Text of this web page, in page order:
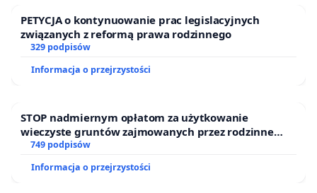
PETYCJA o kontynuowanie prac legislacyjnych
związanych z reformą prawa rodzinnego
329 podpisów
Informacja o przejrzystości
STOP nadmiernym opłatom za użytkowanie
wieczyste gruntów zajmowanych przez rodzinne
ogrody działkowe.
749 podpisów
Informacja o przejrzystości